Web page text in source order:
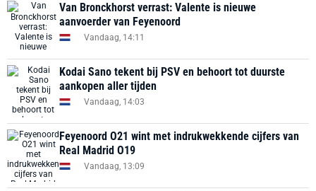
Van Bronckhorst verrast: Valente is nieuwe
aanvoerder van Feyenoord
Vandaag, 14:11
Kodai Sano tekent bij PSV en behoort tot duurste
aankopen aller tijden
Vandaag, 14:03
Feyenoord O21 wint met indrukwekkende cijfers van
Real Madrid O19
Vandaag, 13:09